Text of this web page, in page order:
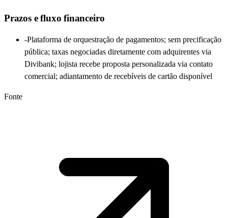
Prazos e fluxo financeiro
-Plataforma de orquestração de pagamentos; sem precificação
pública; taxas negociadas diretamente com adquirentes via
Divibank; lojista recebe proposta personalizada via contato
comercial; adiantamento de recebíveis de cartão disponível
Fonte